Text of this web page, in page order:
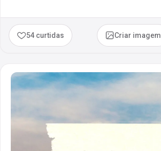
54 curtidas Criar imagem